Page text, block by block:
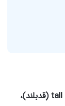
tall (قدبلند)،